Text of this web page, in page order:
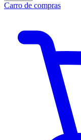
Carro de compras